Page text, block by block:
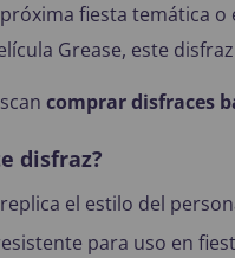
fiesta temática o
Grease, este
comprar disfraces
disfraz?
el estilo del
para uso en